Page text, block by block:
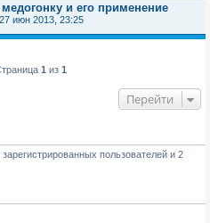
и его применение
27 июн 2013, 23:25
1 из 1
Перейти
пользователей и 2